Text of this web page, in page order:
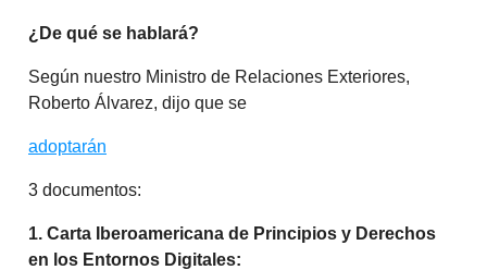
¿De qué se hablará?
Según nuestro Ministro de Relaciones Exteriores,
Roberto Álvarez, dijo que se
adoptarán
3 documentos:
1. Carta Iberoamericana de Principios y Derechos
en los Entornos Digitales: